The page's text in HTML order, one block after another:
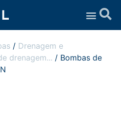
/ Drenagem e
drenagem... / Bombas de